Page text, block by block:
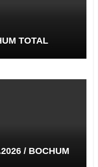
TOTAL
/ BOCHUM